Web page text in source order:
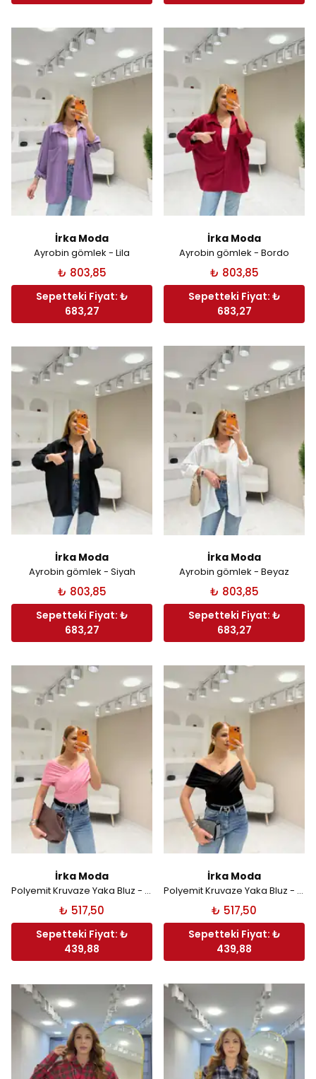
İrka Moda
Ayrobin gömlek - Lila
₺ 803,85
Sepetteki Fiyat: ₺
683,27
İrka Moda
Ayrobin gömlek - Bordo
₺ 803,85
Sepetteki Fiyat: ₺
683,27
İrka Moda
Ayrobin gömlek - Siyah
₺ 803,85
Sepetteki Fiyat: ₺
683,27
İrka Moda
Ayrobin gömlek - Beyaz
₺ 803,85
Sepetteki Fiyat: ₺
683,27
İrka Moda
Polyemit Kruvaze Yaka Bluz - Pembe
₺ 517,50
Sepetteki Fiyat: ₺
439,88
İrka Moda
Polyemit Kruvaze Yaka Bluz - Siyah
₺ 517,50
Sepetteki Fiyat: ₺
439,88